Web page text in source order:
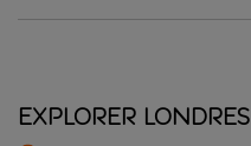
Explorer Londres